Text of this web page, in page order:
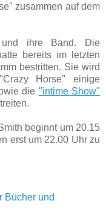
zusammen auf dem
ihre Band. Die
bereits im letzten
bestritten. Sie wird
Horse" einige
die "intime Show"
beginnt um 20.15
erst um 22.00 Uhr zu
Bücher und